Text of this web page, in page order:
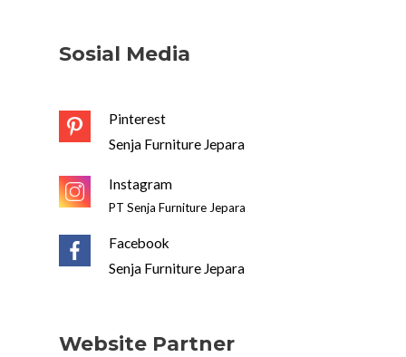
Sosial Media
Pinterest
Senja Furniture Jepara
Instagram
PT Senja Furniture Jepara
Facebook
Senja Furniture Jepara
Website Partner